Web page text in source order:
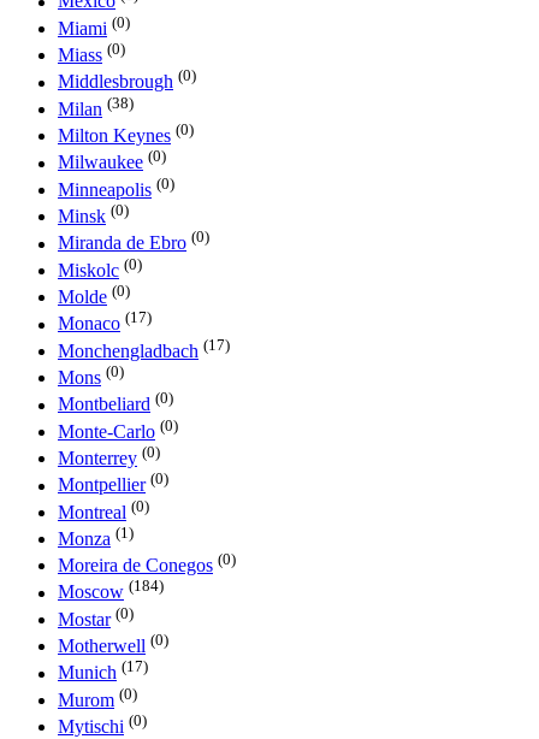
Miami (0)
Miass (0)
Middlesbrough (0)
Milan (38)
Milton Keynes (0)
Milwaukee (0)
Minneapolis (0)
Minsk (0)
Miranda de Ebro (0)
Miskolc (0)
Molde (0)
Monaco (17)
Monchengladbach (17)
Mons (0)
Montbeliard (0)
Monte-Carlo (0)
Monterrey (0)
Montpellier (0)
Montreal (0)
Monza (1)
Moreira de Conegos (0)
Moscow (184)
Mostar (0)
Motherwell (0)
Munich (17)
Murom (0)
Mytischi (0)